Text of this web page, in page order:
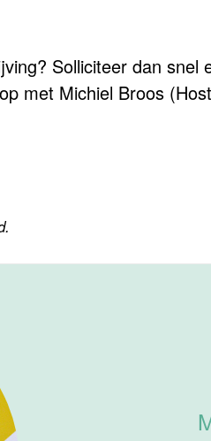
Solliciteer dan
met Michiel Broos